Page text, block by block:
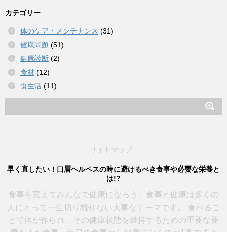
カテゴリー
体のケア・メンテナンス (31)
健康問題 (51)
健康診断 (2)
食材 (12)
食生活 (11)
サイトマップ
早く直したい！口唇ヘルペスの時に避けるべき食事や必要な栄養と
は!?
食事を変えてみんなで健康になろう。食事と健康は多くの
人にとって一生切り離せない大事なテーマです。 食べるこ
とで体が作られ、その健康状態を維持するための重要な要